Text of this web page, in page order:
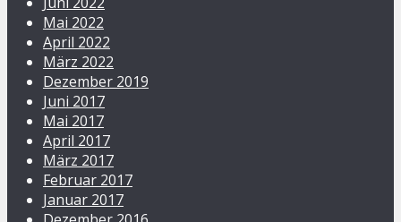
Mai 2022
April 2022
März 2022
Dezember 2019
Juni 2017
Mai 2017
April 2017
März 2017
Februar 2017
Januar 2017